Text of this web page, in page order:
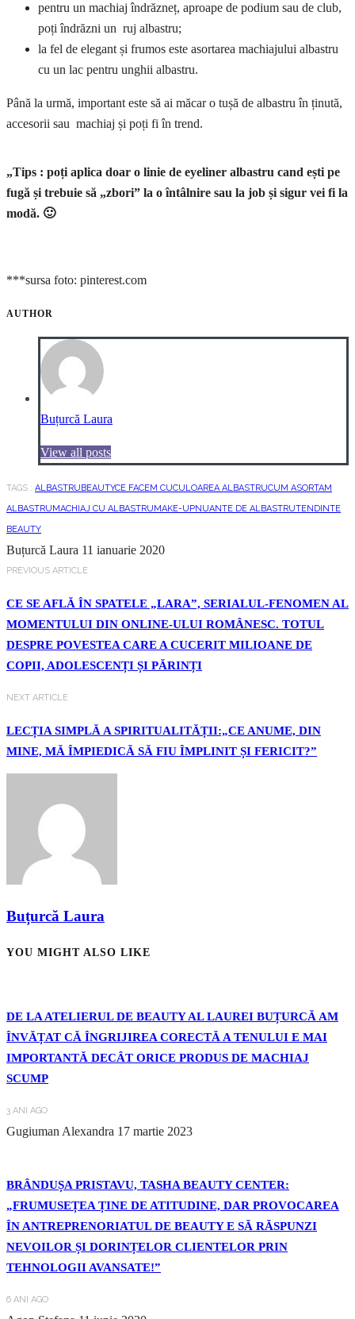
pentru un machiaj îndrăzneț, aproape de podium sau de club,
poți îndrăzni un ruj albastru;
la fel de elegant și frumos este asortarea machiajului albastru
cu un lac pentru unghii albastru.
Până la urmă, important este să ai măcar o tușă de albastru în ținută,
accesorii sau machiaj și poți fi în trend.
„Tips : poți aplica doar o linie de eyeliner albastru cand ești pe
fugă și trebuie să „zbori” la o întâlnire sau la job și sigur vei fi la
modă. 🙂
***sursa foto: pinterest.com
AUTHOR
Buțurcă Laura
View all posts
TAGS : ALBASTRU BEAUTYCE FACEM CUCULOAREA ALBASTRUCUM ASORTAM
ALBASTRUMACHIAJ CU ALBASTRUMAKE-UPNUANTE DE ALBASTRUTENDINTE
BEAUTY
Buțurcă Laura 11 ianuarie 2020
PREVIOUS ARTICLE
CE SE AFLĂ ÎN SPATELE „LARA”, SERIALUL-FENOMEN AL
MOMENTULUI DIN ONLINE-ULUI ROMÂNESC. TOTUL
DESPRE POVESTEA CARE A CUCERIT MILIOANE DE
COPII, ADOLESCENȚI ȘI PĂRINȚI
NEXT ARTICLE
LECȚIA SIMPLĂ A SPIRITUALITĂȚII:„CE ANUME, DIN
MINE, MĂ ÎMPIEDICĂ SĂ FIU ÎMPLINIT ȘI FERICIT?”
Buțurcă Laura
YOU MIGHT ALSO LIKE
DE LA ATELIERUL DE BEAUTY AL LAUREI BUȚURCĂ AM
ÎNVĂȚAT CĂ ÎNGRIJIREA CORECTĂ A TENULUI E MAI
IMPORTANTĂ DECÂT ORICE PRODUS DE MACHIAJ
SCUMP
3 ANI AGO
Gugiuman Alexandra 17 martie 2023
BRÂNDUȘA PRISTAVU, TASHA BEAUTY CENTER:
„FRUMUSEȚEA ȚINE DE ATITUDINE, DAR PROVOCAREA
ÎN ANTREPRENORIATUL DE BEAUTY E SĂ RĂSPUNZI
NEVOILOR ȘI DORINȚELOR CLIENTELOR PRIN
TEHNOLOGII AVANSATE!”
6 ANI AGO